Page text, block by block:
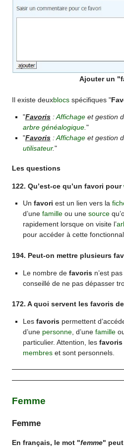
Ajouter un
Il existe deuxblocs spécifiques "
"Favoris:Affichageet gestion
arbre généalogique."
"Favoris:Affichageet gestion
utilisateur."
Les questions
122. Qu’est-ce qu’un favori pour
Un favori est un lien vers la
d’une familleou une source
rapidement lorsque on visite l’
pour accéder à cette
194. Peut-on mettre plusieurs
Le nombre de favorisn’est
conseillé de ne pas dépasser
172. A quoi servent les favoris
Les favorispermettent
d’une personne, d’une famille
particulier. Attention, les favoris
membreset sont personnels.
Femme
Femme
En français, le mot "femme"